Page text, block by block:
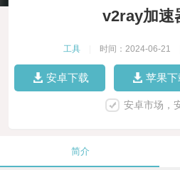
v2ray加速
工具 时间：2024-06-21
安卓下载 苹果下
安卓市场，
简介